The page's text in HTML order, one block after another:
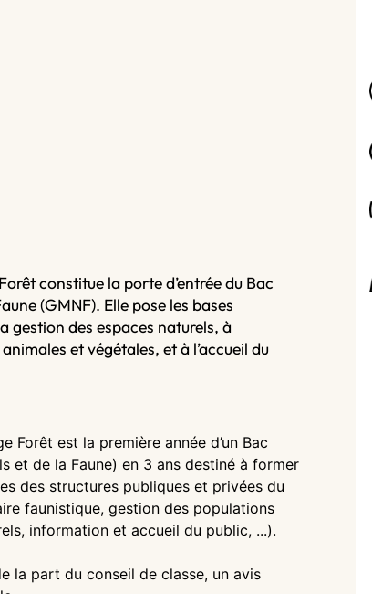
constitue la porte d’entrée du Bac
(GMNF). Elle pose les bases
gestion des espaces naturels, à
et végétales, et à l’accueil du
Forêt est la première année d’un Bac
et de la Faune) en 3 ans destiné à former
des structures publiques et privées du
faunistique, gestion des populations
information et accueil du public, ...).
la part du conseil de classe, un avis